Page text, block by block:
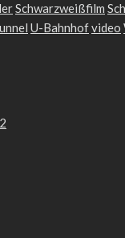
Schwarzweißfilm
U-Bahnhofvideo